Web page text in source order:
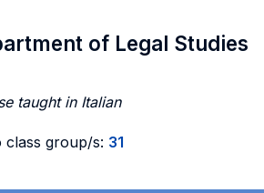
of Legal Studies
taught in Italian
class group/s: 31